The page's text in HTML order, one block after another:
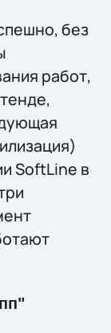
без
работ,
SoftLine в